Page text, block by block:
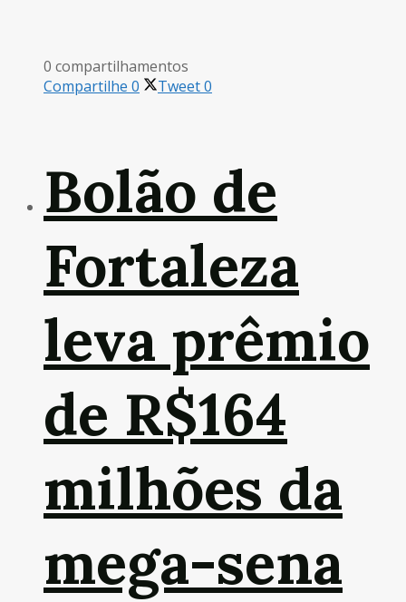
0 compartilhamentos
Compartilhe 0 Tweet0
Bolão de
Fortaleza
leva prêmio
de R$164
milhões da
mega-sena